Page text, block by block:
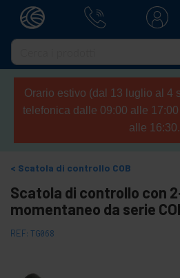
Orario estivo (dal 13 luglio al 4
telefonica dalle 09:00 alle
alle 16:30.
Scatola di controllo COB
Scatola di controllo con
momentaneo da serie
REF: TG068